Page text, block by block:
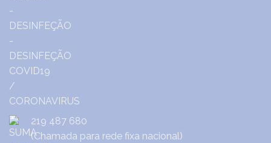
219 487 680
(Chamada para rede fixa nacional)